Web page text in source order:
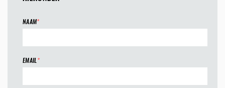
NAAM*
EMAIL*